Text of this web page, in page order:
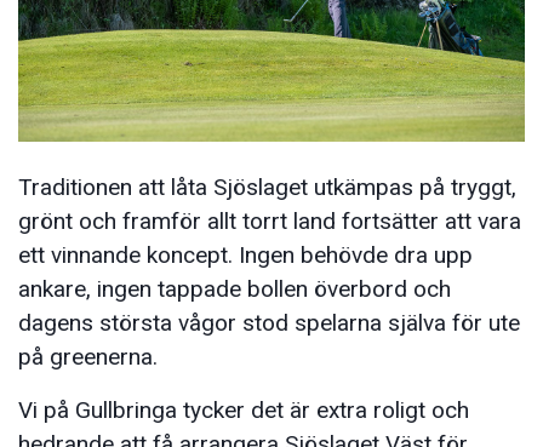
Traditionen att låta Sjöslaget utkämpas på tryggt,
grönt och framför allt torrt land fortsätter att vara
ett vinnande koncept. Ingen behövde dra upp
ankare, ingen tappade bollen överbord och
dagens största vågor stod spelarna själva för ute
på greenerna.
Vi på Gullbringa tycker det är extra roligt och